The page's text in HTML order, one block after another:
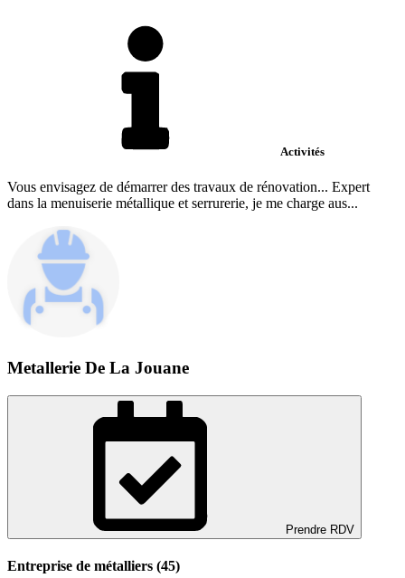
Activités
Vous envisagez de démarrer des travaux de rénovation... Expert
dans la menuiserie métallique et serrurerie, je me charge aus...
Metallerie De La Jouane
Prendre RDV
Entreprise de métalliers (45)